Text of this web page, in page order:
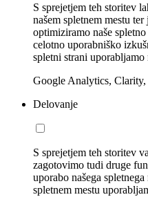
S sprejetjem teh storitev
našem spletnem mestu
optimiziramo naše
celotno uporabniško
spletni strani
Google Analytics,
Delovanje
S sprejetjem teh storitev
zagotovimo tudi druge
uporabo našega
spletnem mestu